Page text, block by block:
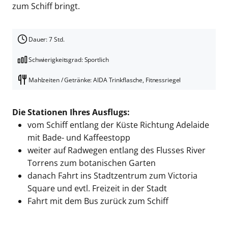
zum Schiff bringt.
Dauer: 7 Std.
Schwierigkeitsgrad: Sportlich
Mahlzeiten / Getränke: AIDA Trinkflasche, Fitnessriegel
Die Stationen Ihres Ausflugs:
vom Schiff entlang der Küste Richtung Adelaide
mit Bade- und Kaffeestopp
weiter auf Radwegen entlang des Flusses River
Torrens zum botanischen Garten
danach Fahrt ins Stadtzentrum zum Victoria
Square und evtl. Freizeit in der Stadt
Fahrt mit dem Bus zurück zum Schiff